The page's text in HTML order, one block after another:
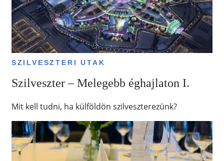
SZILVESZTERI UTAK
Szilveszter – Melegebb éghajlaton I.
Mit kell tudni, ha külföldön szilveszterezünk?